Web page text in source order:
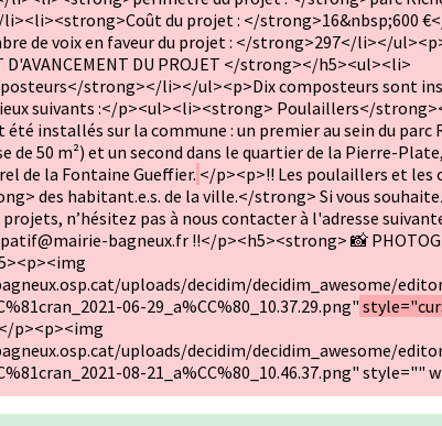
du projet : </strong>16&nbsp;600
de voix en faveur du projet : </strong>297</li></
D'AVANCEMENT DU PROJET </strong></h5><ul><li>
strong></li></ul><p>Dix composteurs sont
suivants :</p><ul><li><strong> Poulaillers</
installés sur la commune : un premier au sein du parc
de 50 m²) et un second dans le quartier de la Pierre-
de la Fontaine Gueffier. </p><p>‼️ Les poulaillers et les
des habitant.e.s. de la ville.</strong> Si vous
n’hésitez pas à nous contacter à l'adresse
bagneux.fr ‼️</p><h5><strong> 📸
uploads/decidim/decidim_awesome/
06-29_a%CC%80_10.37.29.png"
p><p><img
uploads/decidim/decidim_awesome/
08-21_a%CC%80_10.46.37.png" style=""